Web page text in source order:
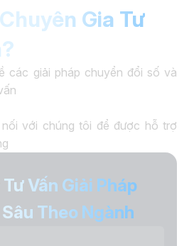
Gia Tư
các giải pháp chuyển đổi số và
với chúng tôi để được hỗ trợ
Vấn Giải Pháp
Theo Ngành